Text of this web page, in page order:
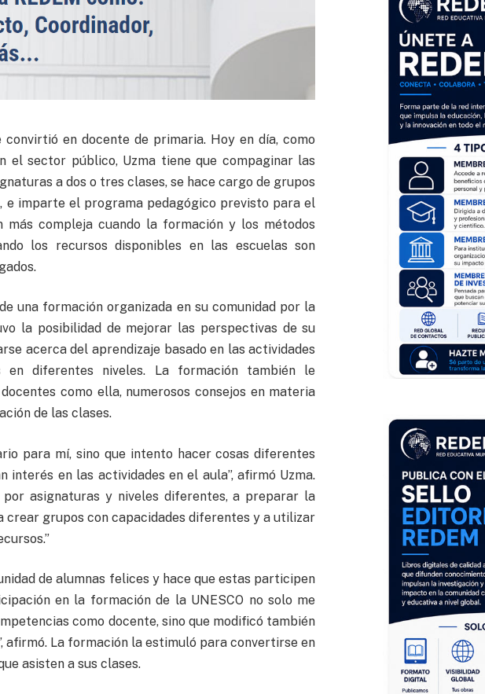
en docente de primaria. Hoy en día, como
el sector público, Uzma tiene que compaginar las
a dos o tres clases, se hace cargo de grupos
e imparte el programa pedagógico previsto para el
más compleja cuando la formación y los métodos
los recursos disponibles en las escuelas son
una formación organizada en su comunidad por la
la posibilidad de mejorar las perspectivas de su
acerca del aprendizaje basado en las actividades
diferentes niveles. La formación también le
como ella, numerosos consejos en materia
de las clases.
para mí, sino que intento hacer cosas diferentes
interés en las actividades en el aula”, afirmó Uzma.
asignaturas y niveles diferentes, a preparar la
crear grupos con capacidades diferentes y a utilizar
de alumnas felices y hace que estas participen
en la formación de la UNESCO no solo me
como docente, sino que modificó también
afirmó. La formación la estimuló para convertirse en
asisten a sus clases.